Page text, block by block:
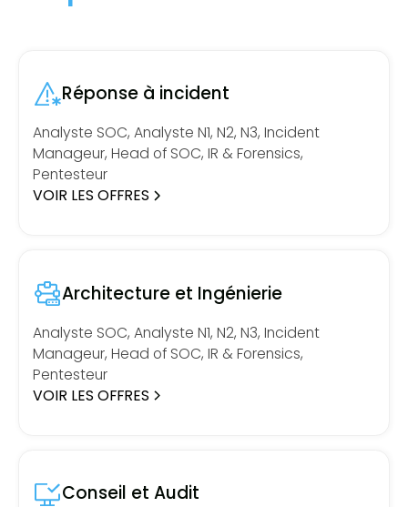
Réponse à incident
Analyste SOC, Analyste N1, N2, N3, Incident
Manageur, Head of SOC, IR & Forensics,
Pentesteur
VOIR LES OFFRES
Architecture et Ingénierie
Analyste SOC, Analyste N1, N2, N3, Incident
Manageur, Head of SOC, IR & Forensics,
Pentesteur
VOIR LES OFFRES
Conseil et Audit